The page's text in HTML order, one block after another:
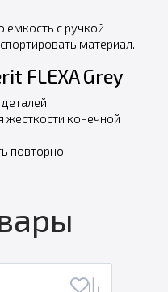
емкость с ручкой
материал.
FLEXA Grey
жесткости конечной
повторно.